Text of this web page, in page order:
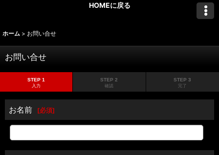
HOMEに戻る
ホーム > お問い合せ
お問い合せ
STEP 1
入力
STEP 2
確認
STEP 3
完了
お名前 [必須]